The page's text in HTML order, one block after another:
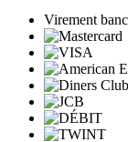
Virement